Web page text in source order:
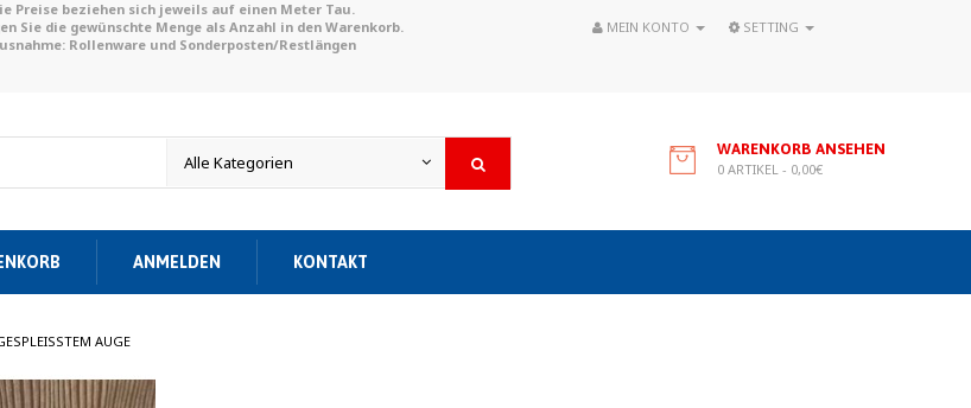
Preise beziehen sich jeweils auf einen Meter Tau.
Sie die gewünschte Menge als Anzahl in den Warenkorb.
Rollenware und Sonderposten/Restlängen
MEIN KONTO SETTING
WARENKORB ANSEHEN
0 ARTIKEL - 0,00€
ANMELDEN KONTAKT
AUGE